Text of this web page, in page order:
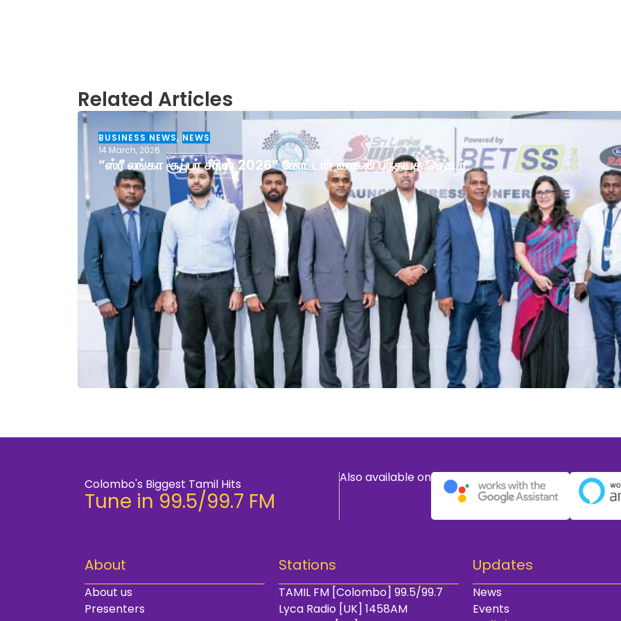
Related Articles
BUSINESS NEWS, NEWS
14 March, 2026
“ஸ்ரீ லங்கா சூப்பர் சீரிஸ் 2026” மோட்டார் வாகன பந்தயத் தொடர்
Colombo's Biggest Tamil Hits
Tune in 99.5/99.7 FM
Also available on
About
About us
Presenters
Stations
TAMIL FM [Colombo] 99.5/99.7
Lyca Radio [UK] 1458AM
Updates
News
Events